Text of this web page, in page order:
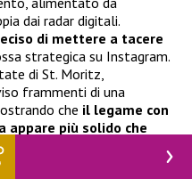
dai radar digitali.
di mettere a tacere
strategica su Instagram.
di St. Moritz,
frammenti di una
che il legame con
appare più solido che